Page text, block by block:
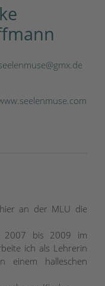
an der MLU die
2007 bis 2009 im
ich als Lehrerin
einem halleschen